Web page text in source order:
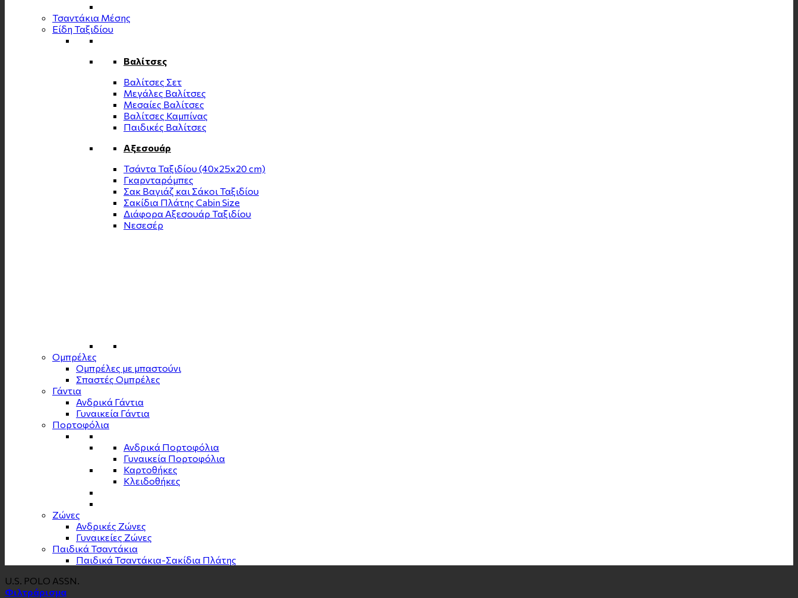
Τσαντάκια Μέσης
Είδη Ταξιδίου
Βαλίτσες
Βαλίτσες Σετ
Μεγάλες Βαλίτσες
Μεσαίες Βαλίτσες
Βαλίτσες Καμπίνας
Παιδικές Βαλίτσες
Αξεσουάρ
Τσάντα Ταξιδίου (40x25x20 cm)
Γκαρνταρόμπες
Σακ Βαγιάζ και Σάκοι Ταξιδίου
Σακίδια Πλάτης Cabin Size
Διάφορα Αξεσουάρ Ταξιδίου
Νεσεσέρ
Ομπρέλες
Ομπρέλες με μπαστούνι
Σπαστές Ομπρέλες
Γάντια
Ανδρικά Γάντια
Γυναικεία Γάντια
Πορτοφόλια
Ανδρικά Πορτοφόλια
Γυναικεία Πορτοφόλια
Καρτοθήκες
Κλειδοθήκες
Zώνες
Ανδρικές Ζώνες
Γυναικείες Ζώνες
Παιδικά Τσαντάκια
Παιδικά Τσαντάκια-Σακίδια Πλάτης
U.S. POLO ASSN.
Φιλτράρισμα